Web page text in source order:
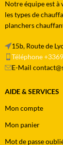
Notre équipe est à
les types de
planchers
15b, Route de
Téléphone
E-Mail
AIDE & SERVICES
Mon compte
Mon panier
Mot de passe